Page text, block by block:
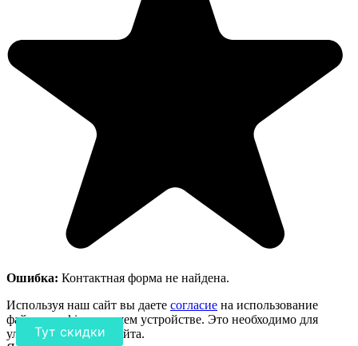
Тут скидки
Ошибка: Контактная форма не найдена.
Используя наш сайт вы даете согласие на использование
файлов cookie на вашем устройстве. Это необходимо для
улучшения работы сайта.